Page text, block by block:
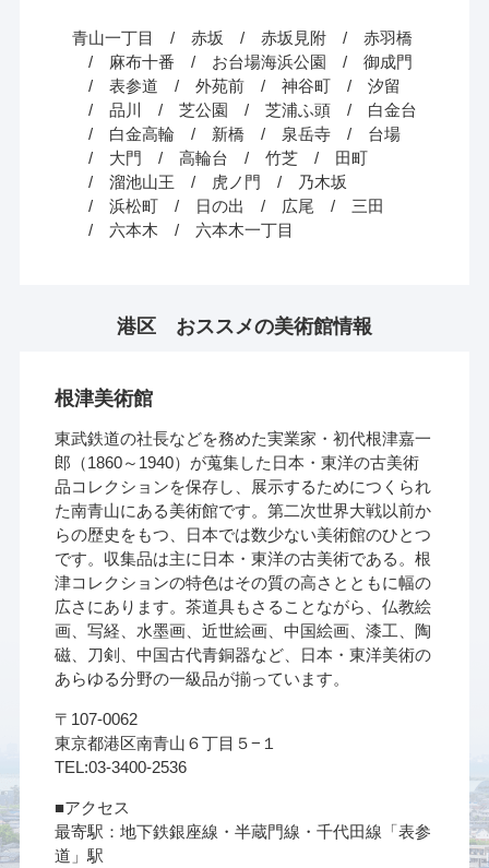
青山一丁目 赤坂 赤坂見附
赤羽橋
麻布十番
お台場海浜公園
御成門
表参道
外苑前 神谷町
汐留
品川
芝公園 芝浦ふ頭
白金台
白金高輪
新橋 泉岳寺
台場
大門
高輪台 竹芝
田町
溜池山王
虎ノ門
乃木坂
浜松町
日の出 広尾
三田
六本木
六本木一丁目
港区 おススメの美術館情報
根津美術館
東武鉄道の社長などを務めた実業家・初代根津嘉一
郎（1860～1940）が蒐集した日本・東洋の古美術
品コレクションを保存し、展示するためにつくられ
た南青山にある美術館です。第二次世界大戦以前か
らの歴史をもつ、日本では数少ない美術館のひとつ
です。収集品は主に日本・東洋の古美術である。根
津コレクションの特色はその質の高さとともに幅の
広さにあります。茶道具もさることながら、仏教絵
画、写経、水墨画、近世絵画、中国絵画、漆工、陶
磁、刀剣、中国古代青銅器など、日本・東洋美術の
あらゆる分野の一級品が揃っています。
〒107-0062
東京都港区南青山６丁目５−１
TEL:03-3400-2536
■アクセス
最寄駅：地下鉄銀座線・半蔵門線・千代田線「表参
道」駅